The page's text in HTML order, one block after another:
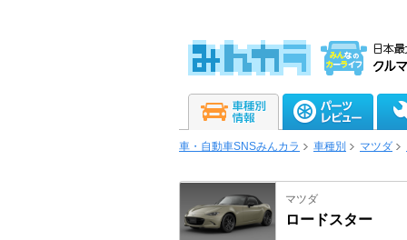
車・自動車SNSみんカラ 車種別 マツダ
マツダ
ロードスター